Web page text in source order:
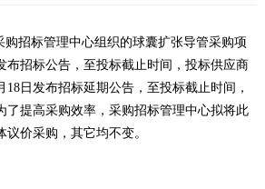
购招标管理中心组织的球囊扩张导管采购项
布招标公告，至投标截止时间，投标供应商
18 日发布招标延期公告，至投标截止时间，
了提高采购效率，采购招标管理中心拟将此
价采购，其它均不变。